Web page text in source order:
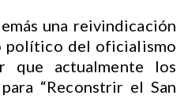
una reivindicación
político del oficialismo
que actualmente los
“Reconstrir el San